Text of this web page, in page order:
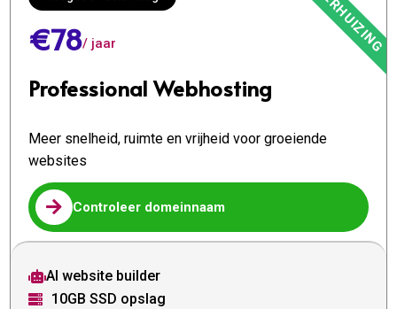
€78/ jaar
Professional Webhosting
Meer snelheid, ruimte en vrijheid voor groeiende
websites
 Controleer domeinnaam
AI website builder
 10GB SSD opslag